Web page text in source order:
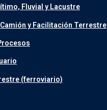
Fluvial y Lacustre
y Facilitación Terrestre
(ferroviario)